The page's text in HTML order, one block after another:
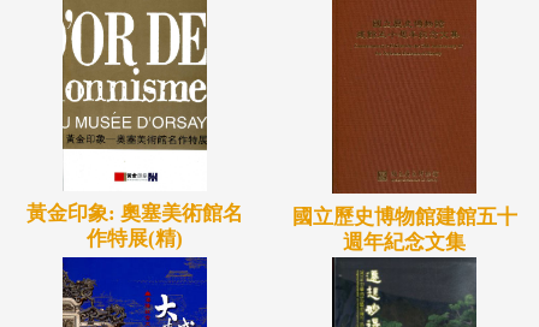
黃金印象: 奧塞美術館名
作特展(精)
國立歷史博物館建館五十
週年紀念文集